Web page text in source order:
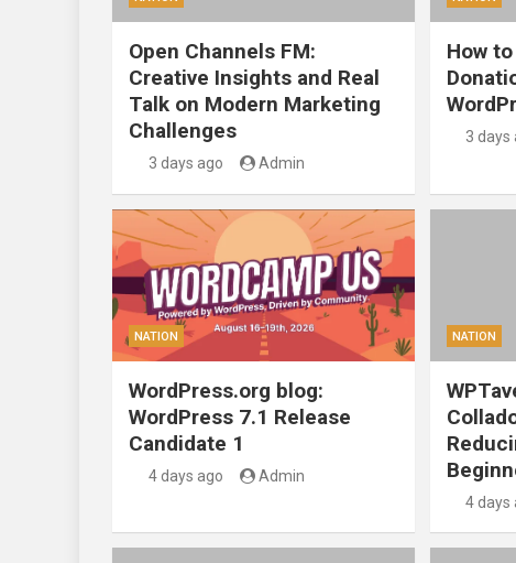
Open Channels FM:
Creative Insights and Real
Talk on Modern Marketing
Challenges
3 days ago Admin
How
3 days
NATION
WordPress.org blog:
WordPress 7.1 Release
Candidate 1
4 days ago Admin
NATION
4 days